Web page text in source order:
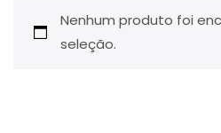
Nenhum produto foi
seleção.